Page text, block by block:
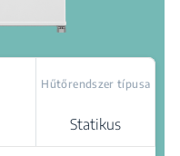
Hűtőrendszer típusa
Statikus